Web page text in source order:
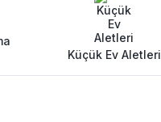
Küçük Ev Aletleri